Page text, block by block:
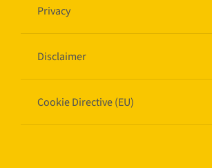
Privacy
Disclaimer
Cookie Directive (EU)